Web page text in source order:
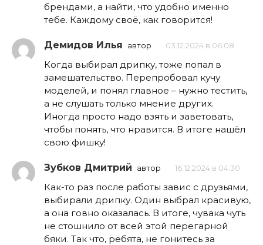
брендами, а найти, что удобно именно
тебе. Каждому своё, как говорится!
Демидов Илья автор 03.12.2024 в 06:08
Когда выбирал дрипку, тоже попал в
замешательство. Перепробовал кучу
моделей, и понял главное – нужно тестить,
а не слушать только мнение других.
Иногда просто надо взять и заветовать,
чтобы понять, что нравится. В итоге нашёл
свою фишку!
Зубков Дмитрий автор 16.12.2024 в 04:30
Как-то раз после работы завис с друзьями,
выбирали дрипку. Один выбрал красивую,
а она говно оказалась. В итоге, чувака чуть
не стошнило от всей этой перегарной
бяки. Так что, ребята, не гонитесь за